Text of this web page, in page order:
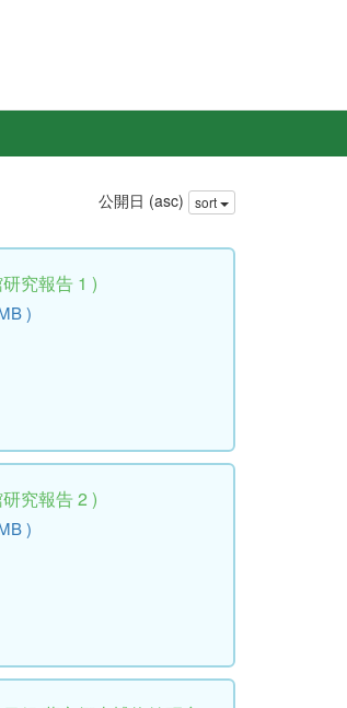
公開日 (asc) sort
究報告 1 )
)
究報告 2 )
)